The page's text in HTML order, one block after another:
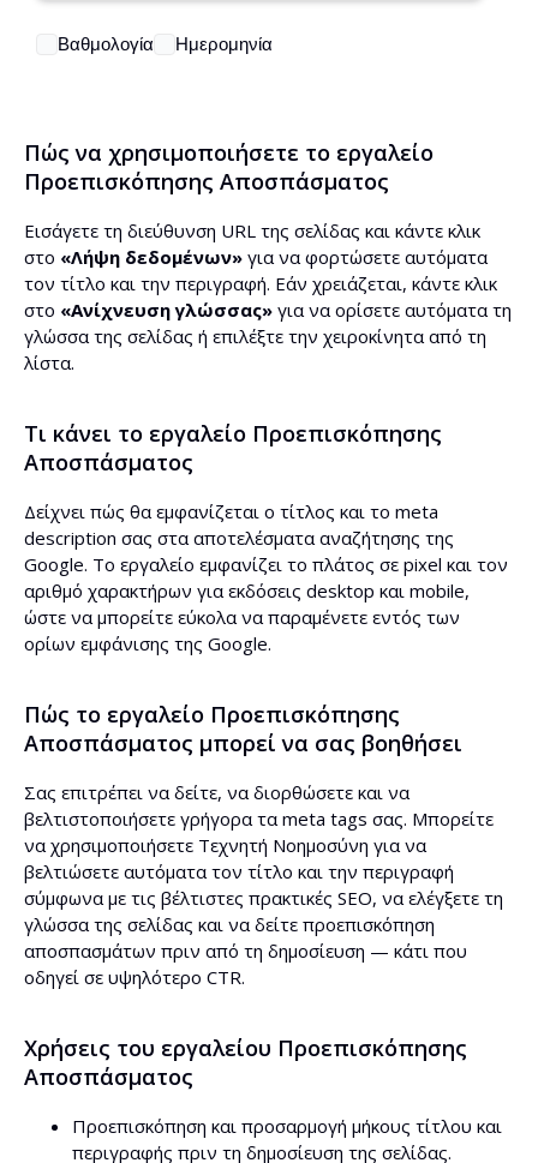
Βαθμολογία Ημερομηνία
Πώς να χρησιμοποιήσετε το εργαλείο
Προεπισκόπησης Αποσπάσματος
Εισάγετε τη διεύθυνση URL της σελίδας και κάντε κλικ
στο «Λήψη δεδομένων» για να φορτώσετε αυτόματα
τον τίτλο και την περιγραφή. Εάν χρειάζεται, κάντε κλικ
στο «Ανίχνευση γλώσσας» για να ορίσετε αυτόματα τη
γλώσσα της σελίδας ή επιλέξτε την χειροκίνητα από τη
λίστα.
Τι κάνει το εργαλείο Προεπισκόπησης
Αποσπάσματος
Δείχνει πώς θα εμφανίζεται ο τίτλος και το meta
description σας στα αποτελέσματα αναζήτησης της
Google. Το εργαλείο εμφανίζει το πλάτος σε pixel και τον
αριθμό χαρακτήρων για εκδόσεις desktop και mobile,
ώστε να μπορείτε εύκολα να παραμένετε εντός των
ορίων εμφάνισης της Google.
Πώς το εργαλείο Προεπισκόπησης
Αποσπάσματος μπορεί να σας βοηθήσει
Σας επιτρέπει να δείτε, να διορθώσετε και να
βελτιστοποιήσετε γρήγορα τα meta tags σας. Μπορείτε
να χρησιμοποιήσετε Τεχνητή Νοημοσύνη για να
βελτιώσετε αυτόματα τον τίτλο και την περιγραφή
σύμφωνα με τις βέλτιστες πρακτικές SEO, να ελέγξετε τη
γλώσσα της σελίδας και να δείτε προεπισκόπηση
αποσπασμάτων πριν από τη δημοσίευση — κάτι που
οδηγεί σε υψηλότερο CTR.
Χρήσεις του εργαλείου Προεπισκόπησης
Αποσπάσματος
Προεπισκόπηση και προσαρμογή μήκους τίτλου και
περιγραφής πριν τη δημοσίευση της σελίδας.